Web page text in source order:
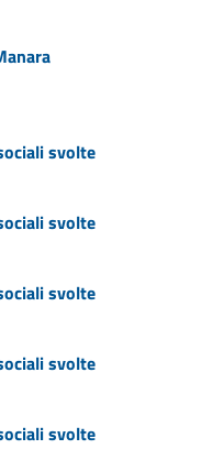
svolte
svolte
svolte
svolte
svolte